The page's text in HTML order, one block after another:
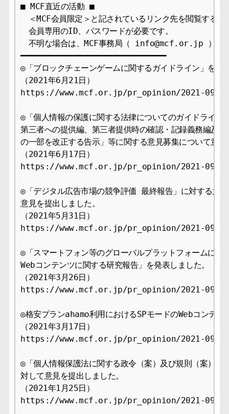
■ MCF直近の活動 ■
＜MCF会員限定＞と記されているリンク先を閲覧するに
会員専用のID、パスワードが必要です。
不明な場合は、MCF事務局（ info@mcf.or.jp ）まで
━━━━━━━━━━━━━━━━━━━━━━━━━━━━━━
◎「ブロックチェーンゲームに関するガイドライン」を制
（2021年6月21日）
https://www.mcf.or.jp/pr_opinion/2021-09
◎「個人情報の保護に関する法律についてのガイドライン
第三者への提供編、第三者提供時の確認・記録義務編及
の一部を改正する告示」等に関する意見募集について意
（2021年6月17日）
https://www.mcf.or.jp/pr_opinion/2021-09
◎「デジタル広告市場の競争評価 最終報告」に対する意
意見を提出しました。
（2021年5月31日）
https://www.mcf.or.jp/pr_opinion/2021-09
◎「スマートフォン等のグローバルプラットフォームにお
Webコンテンツに関する研究報告」を発表しました。
（2021年3月26日）
https://www.mcf.or.jp/pr_opinion/2021-09
◎格安プランahamo利用におけるSPモードのWebコンテン
（2021年3月17日）
https://www.mcf.or.jp/pr_opinion/2021-09
◎「個人情報保護法に関する政令（案）及び規則（案）に
対して意見を提出しました。
（2021年1月25日）
https://www.mcf.or.jp/pr_opinion/2021-09